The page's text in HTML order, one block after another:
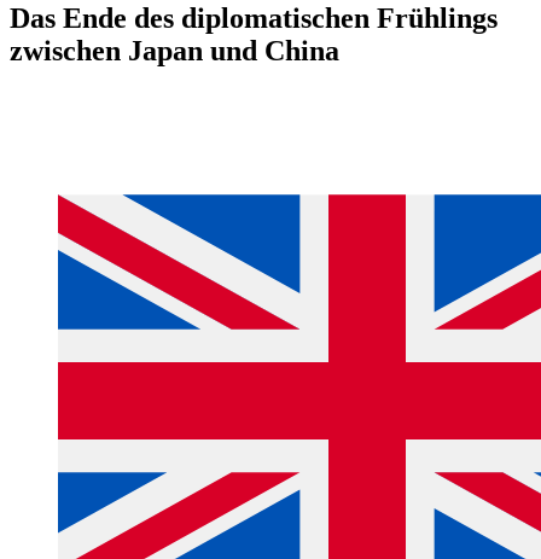
Das Ende des diplomatischen Frühlings
zwischen Japan und China